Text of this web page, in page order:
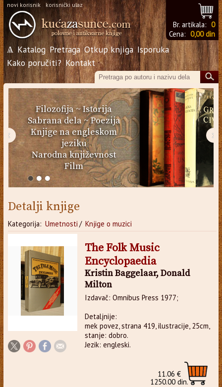
novi korisnik korisnički ulaz
Br. artikala: 0
Cena: 0,00 din
Ѧ Katalog Pretraga Otkup knjiga Isporuka
Kako poručiti? Kontakt
Filozofija~Istorija
Sabrana dela~Poezija
Knjige na engleskom
jeziku
Narodna književnost
Film
‹ ›
Detalji knjige
Kategorija: Umetnosti / Knjige o muzici
The Folk Music
Encyclopaedia
Kristin Baggelaar, Donald
Milton
Izdavač: Omnibus Press 1977;
Detaljnije:
mek povez, strana 419, ilustracije, 25cm,
stanje: dobro.
Jezik: engleski.
11.06 €
1250.00 din.